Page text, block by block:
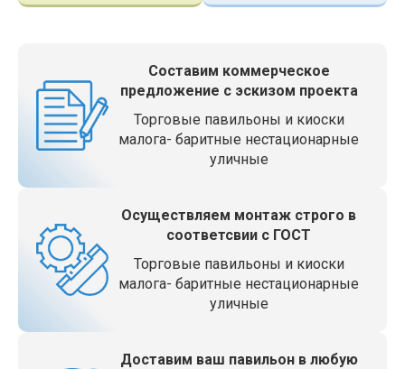
Составим коммерческое
предложение с эскизом проекта
Торговые павильоны и киоски
малога- баритные нестационарные
уличные
Осуществляем монтаж строго в
соответсвии с ГОСТ
Торговые павильоны и киоски
малога- баритные нестационарные
уличные
Доставим ваш павильон в любую